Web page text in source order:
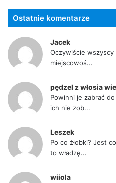
Ostatnie komentarze
Jacek
Oczywiście wszyscy
miejscowoś...
pędzel z włosia
Powinni je zabrać
ich nie zob...
Leszek
Po co żłobki? Jest
to władzę...
wiiola